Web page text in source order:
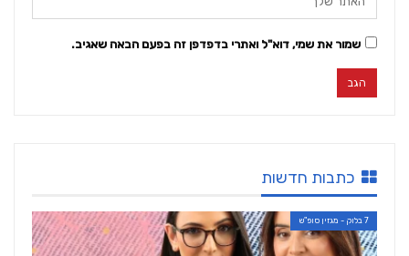
שמור את שמי, דוא"ל ואתרי בדפדפן זה בפעם הבאה שאגיב.
כתבות חדשות
7 בלוק - מגזין סופ"ש